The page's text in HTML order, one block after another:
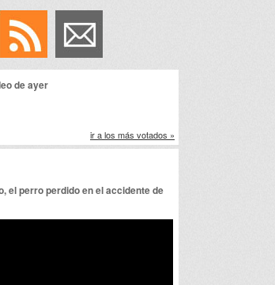
de ayer
ir a los más votados »
el perro perdido en el accidente de